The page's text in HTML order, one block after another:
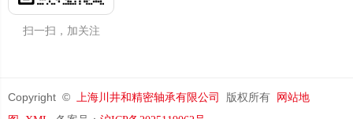
扫一扫，加关注
Copyright © 上海川井和精密轴承有限公司 版权所有
网站地